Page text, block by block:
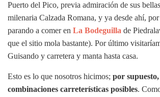
Puerto del Pico, previa admiración de sus
milenaria Calzada Romana, y ya desde ahí, por
parando a comer en La Bodeguilla de
que el sitio mola bastante). Por último
Guisando y carretera y manta hasta casa.
Esto es lo que nosotros hicimos; por
combinaciones carreterísticas posibles.